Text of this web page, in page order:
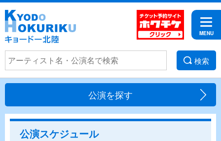
検索
公演を探す
公演スケジュール